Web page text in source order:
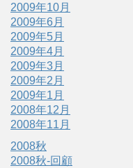
2009年10月
2009年6月
2009年5月
2009年4月
2009年3月
2009年2月
2009年1月
2008年12月
2008年11月
2008秋
2008秋-回顧